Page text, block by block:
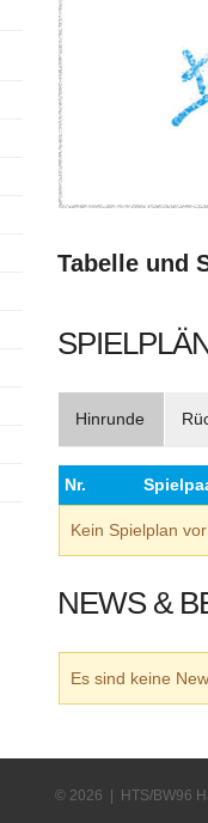
Tabelle und
Hinrunde
Nr.
Kein Spielplan
NEWS &
Es sind keine
© 2026 | HTS/BW96